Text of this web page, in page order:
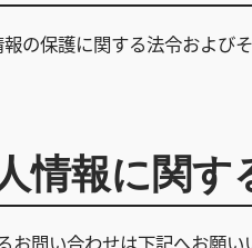
報の保護に関する法令および
情報に関
お問い合わせは下記へお願い